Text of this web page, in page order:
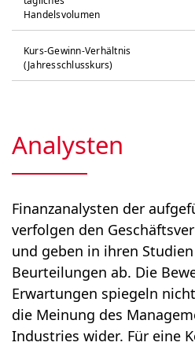
Handelsvolumen
Kurs-Gewinn-Verhältnis
(Jahresschlusskurs)
Analysten
Finanzanalysten der
verfolgen den
und geben in ihren
Beurteilungen ab. Die
Erwartungen spiegeln
die Meinung des
Industries wider. Für eine